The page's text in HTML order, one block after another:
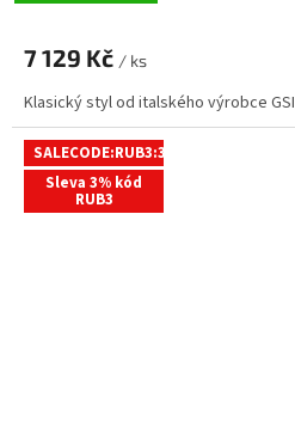
7 129 Kč / ks
Klasický styl od italského výrobce GSI
SALECODE:RUB3:3:%
Sleva 3% kód
RUB3